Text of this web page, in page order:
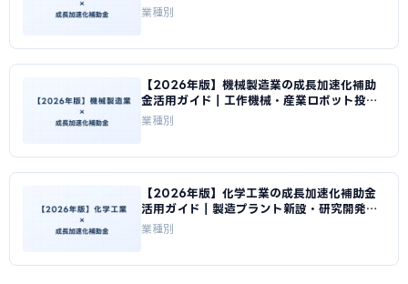
応投資｜成長加速化補助金ナビ
業種別
【2026年版】機械製造業の成長加速化補助
金活用ガイド｜工作機械・産業ロボット投資
の申請方法｜成長加速化補助金ナビ
業種別
【2026年版】化学工業の成長加速化補助金
活用ガイド｜製造プラント新設・研究開発投
資の申請方法｜成長加速化補助金ナビ
業種別